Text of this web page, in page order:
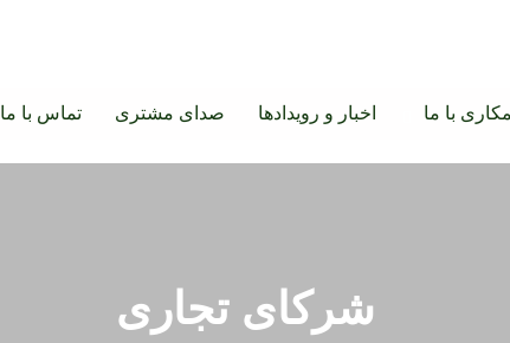
با ما اخبار و رویدادها صدای مشتری تماس با ما
شرکای تجاری